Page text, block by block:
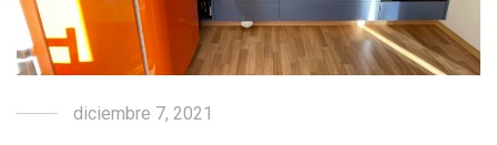
diciembre 7, 2021